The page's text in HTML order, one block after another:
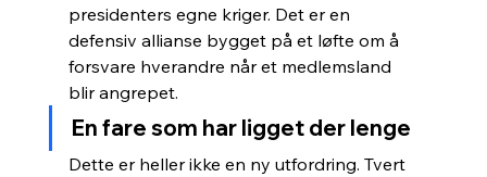
presidenters egne kriger. Det er en
defensiv allianse bygget på et løfte om å
forsvare hverandre når et medlemsland
blir angrepet.
En fare som har ligget der lenge
Dette er heller ikke en ny utfordring. Tvert